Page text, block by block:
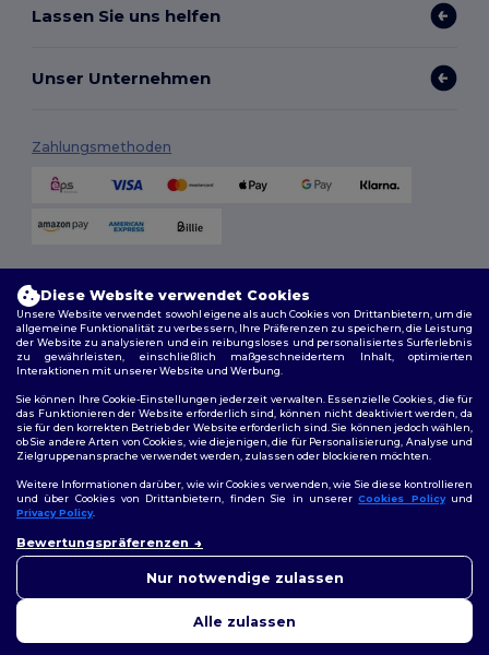
Lassen Sie uns helfen
Unser Unternehmen
Zahlungsmethoden
Allgemeine Geschäftsbedingungen
Datenschutzbestimmungen|Cookie-Richtlinie|Site Map
Folge uns
Diese Website verwendet Cookies
Unsere Website verwendet sowohl eigene als auch Cookies von Drittanbietern, um die
allgemeine Funktionalität zu verbessern, Ihre Präferenzen zu speichern, die Leistung
der Website zu analysieren und ein reibungsloses und personalisiertes Surferlebnis
zu gewährleisten, einschließlich maßgeschneidertem Inhalt, optimierten
Interaktionen mit unserer Website und Werbung.
Sie können Ihre Cookie-Einstellungen jederzeit verwalten. Essenzielle Cookies, die für
das Funktionieren der Website erforderlich sind, können nicht deaktiviert werden, da
sie für den korrekten Betrieb der Website erforderlich sind. Sie können jedoch wählen,
ob Sie andere Arten von Cookies, wie diejenigen, die für Personalisierung, Analyse und
Zielgruppenansprache verwendet werden, zulassen oder blockieren möchten.
Weitere Informationen darüber, wie wir Cookies verwenden, wie Sie diese kontrollieren
und über Cookies von Drittanbietern, finden Sie in unsererCookies Policyund
Privacy Policy.
Bewertungspräferenzen
Nur notwendige zulassen
Alle zulassen
uns jederzeit kontaktieren.
Ihnen zu helfen.